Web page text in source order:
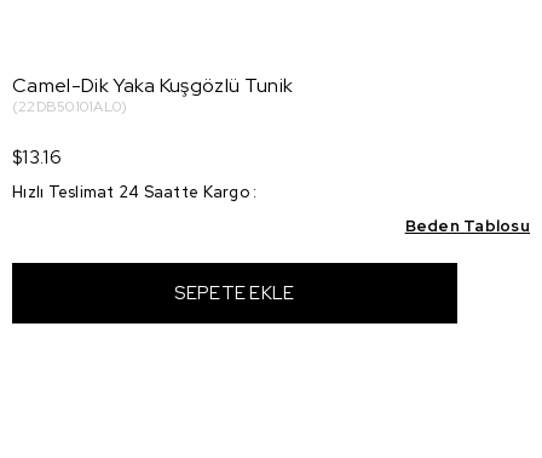
Camel-Dik Yaka Kuşgözlü Tunik
(22DB50101AL0)
$13.16
Hızlı Teslimat 24 Saatte Kargo :
Beden Tablosu